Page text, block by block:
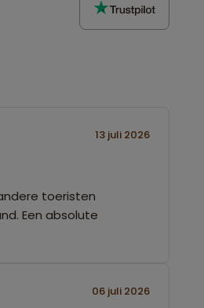
13 juli 2026
toeristen
Een absolute
06 juli 2026